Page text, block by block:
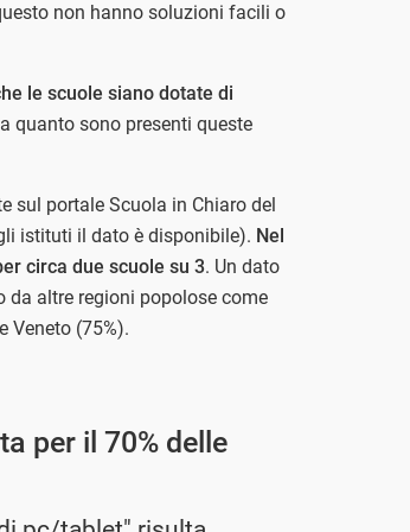
non hanno soluzioni facili o
le scuole siano dotate di
quanto sono presenti queste
sul portale Scuola in Chiaro del
istituti il dato è disponibile). Nel
circa due scuole su 3. Un dato
da altre regioni popolose come
Veneto (75%).
per il 70% delle